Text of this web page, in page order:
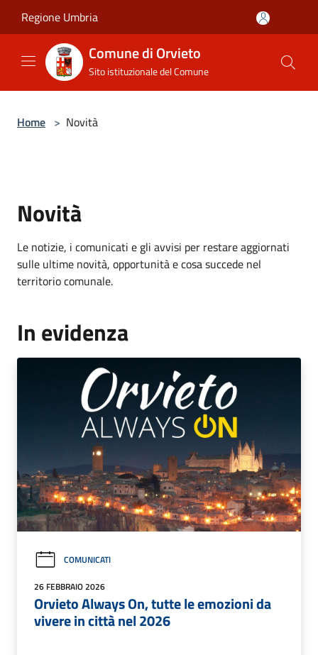
Regione Umbria
Comune di Orvieto
Sito istituzionale del Comune
Home > Novità
Novità
Le notizie, i comunicati e gli avvisi per restare aggiornati
sulle ultime novità, opportunità e cosa succede nel
territorio comunale.
In evidenza
COMUNICATI
26 FEBBRAIO 2026
Orvieto Always On, tutte le emozioni da
vivere in città nel 2026